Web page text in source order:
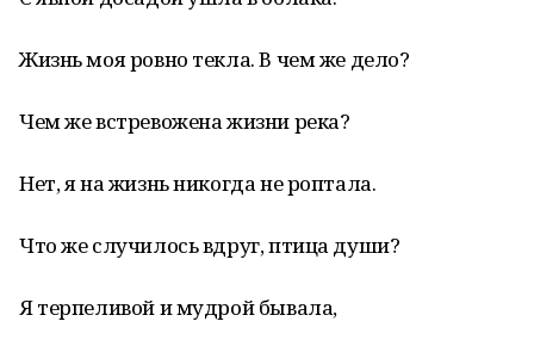
Жизнь моя ровно текла. В чем же дело?
Чем же встревожена жизни река?
Нет, я на жизнь никогда не роптала.
Что же случилось вдруг, птица души?
Я терпеливой и мудрой бывала,